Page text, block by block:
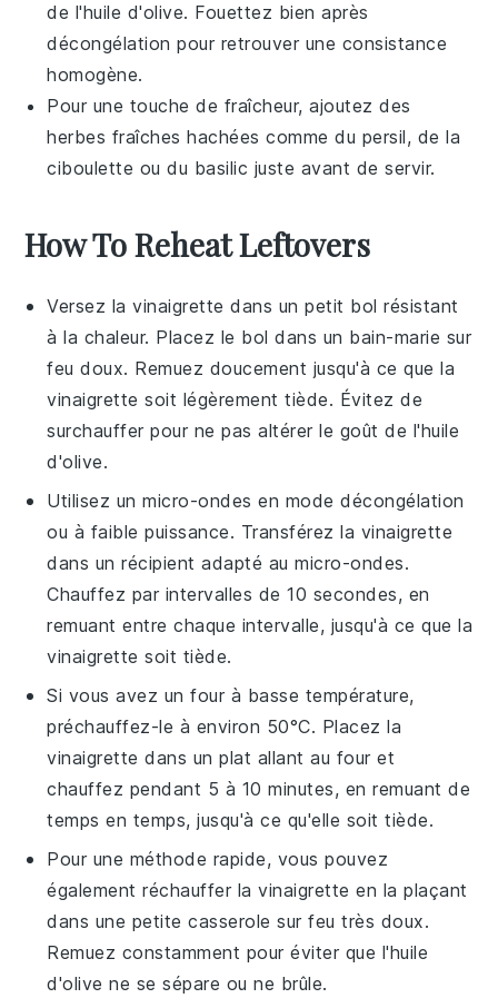
de l'huile d'olive. Fouettez bien après
décongélation pour retrouver une consistance
homogène.
Pour une touche de fraîcheur, ajoutez des
herbes fraîches hachées comme du persil, de la
ciboulette ou du basilic juste avant de servir.
How To Reheat Leftovers
Versez lavinaigrette dans un petit bol résistant
à la chaleur. Placez le bol dans un bain-marie sur
feu doux. Remuez doucement jusqu'à ce que la
vinaigrette soit légèrement tiède. Évitez de
surchauffer pour ne pas altérer le goût de l'huile
d'olive.
Utilisez un micro-ondes en mode décongélation
ou à faible puissance. Transférez la vinaigrette
dans un récipient adapté au micro-ondes.
Chauffez par intervalles de 10 secondes, en
remuant entre chaque intervalle, jusqu'à ce que la
vinaigrette soit tiède.
Si vous avez un four à basse température,
préchauffez-le à environ 50°C. Placez la
vinaigrette dans un plat allant au four et
chauffez pendant 5 à 10 minutes, en remuant de
temps en temps, jusqu'à ce qu'elle soit tiède.
Pour une méthode rapide, vous pouvez
également réchauffer lavinaigrette en la plaçant
dans une petite casserole sur feu très doux.
Remuez constamment pour éviter que l'huile
d'olive ne se sépare ou ne brûle.